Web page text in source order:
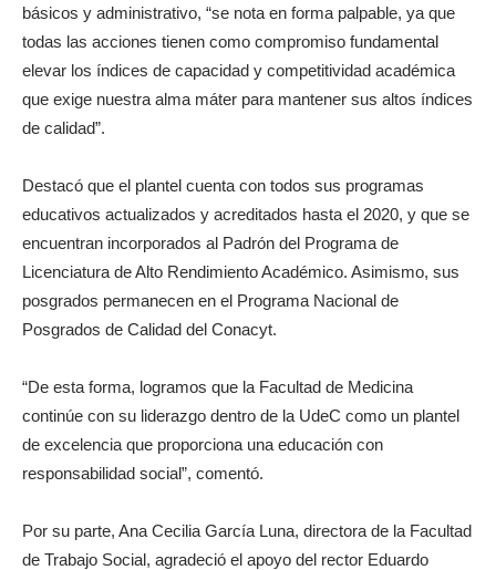
básicos y administrativo, “se nota en forma palpable, ya que
todas las acciones tienen como compromiso fundamental
elevar los índices de capacidad y competitividad académica
que exige nuestra alma máter para mantener sus altos índices
de calidad”.
Destacó que el plantel cuenta con todos sus programas
educativos actualizados y acreditados hasta el 2020, y que se
encuentran incorporados al Padrón del Programa de
Licenciatura de Alto Rendimiento Académico. Asimismo, sus
posgrados permanecen en el Programa Nacional de
Posgrados de Calidad del Conacyt.
“De esta forma, logramos que la Facultad de Medicina
continúe con su liderazgo dentro de la UdeC como un plantel
de excelencia que proporciona una educación con
responsabilidad social”, comentó.
Por su parte, Ana Cecilia García Luna, directora de la Facultad
de Trabajo Social, agradeció el apoyo del rector Eduardo